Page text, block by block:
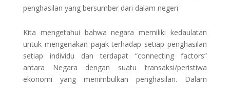
penghasilan yang bersumber dari dalam negeri
Kita mengetahui bahwa negara memiliki kedaulatan
untuk mengenakan pajak terhadap setiap penghasilan
setiap individu dan terdapat “connecting factors”
antara Negara dengan suatu transaksi/peristiwa
ekonomi yang menimbulkan penghasilan. Dalam